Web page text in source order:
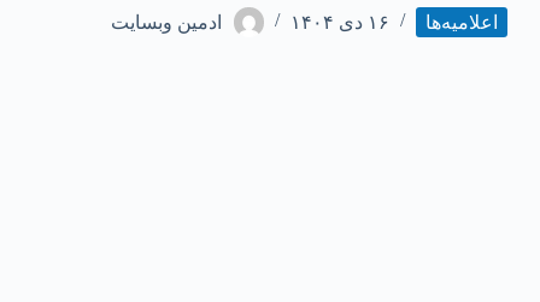
اعلامیه‌ها ۱۶ دی ۱۴۰۴ ادمین وبسایت